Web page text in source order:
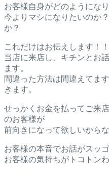
お客様自身がどのようにな
今よりマシになりたいのか
か？
これだけはお伝えします！！
当店に来店し、キチンとお
ます。
間違った方法は間違えてま
きます。
せっかくお金を払ってご来
のお客様が
前向きになって欲しいからな
お客様の本音でお話がスッ
お客様の気持ちがトコトン